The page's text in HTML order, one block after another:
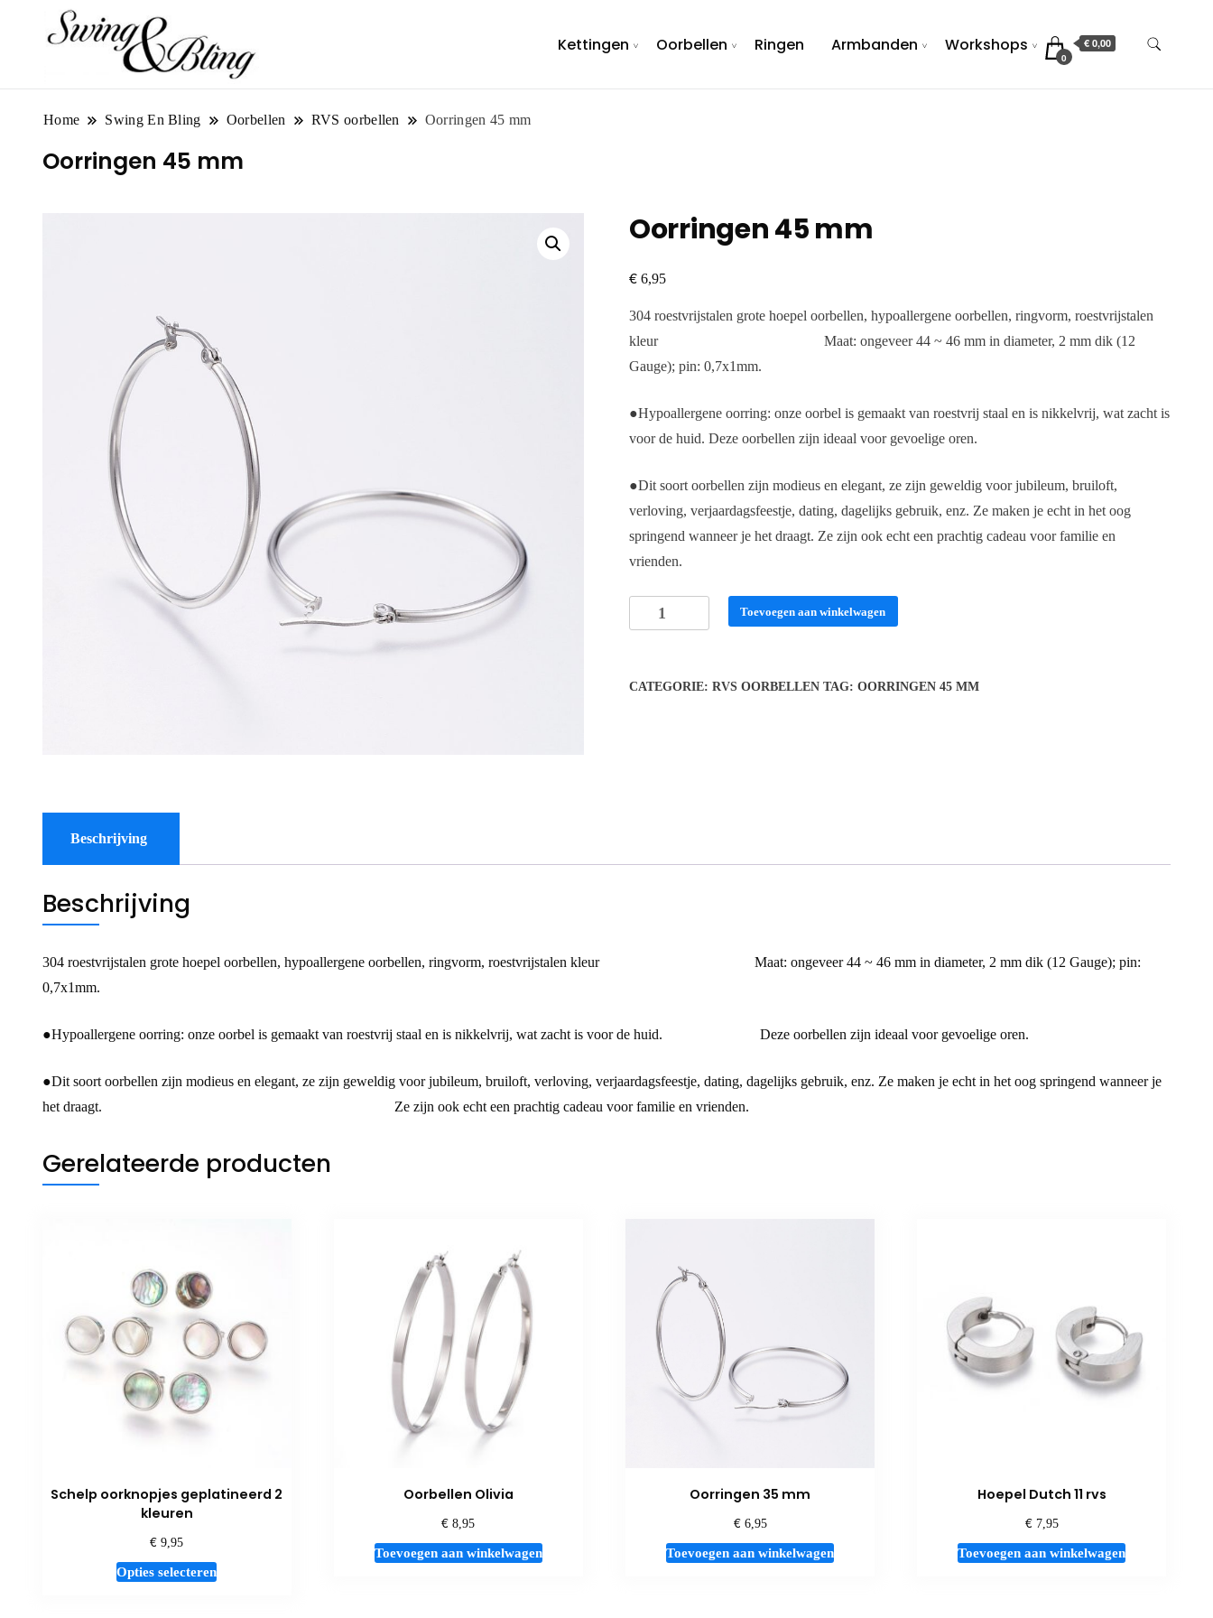
Kettingen Oorbellen Ringen Armbanden Workshops
0
€ 0,00
Home Swing En Bling Oorbellen RVS oorbellen Oorringen 45 mm
Oorringen 45 mm
Oorringen 45 mm
€ 6,95
304 roestvrijstalen grote hoepel oorbellen, hypoallergene oorbellen, ringvorm, roestvrijstalen
kleur Maat: ongeveer 44 ~ 46 mm in diameter, 2 mm dik (12
Gauge); pin: 0,7x1mm.
●Hypoallergene oorring: onze oorbel is gemaakt van roestvrij staal en is nikkelvrij, wat zacht is
voor de huid. Deze oorbellen zijn ideaal voor gevoelige oren.
●Dit soort oorbellen zijn modieus en elegant, ze zijn geweldig voor jubileum, bruiloft,
verloving, verjaardagsfeestje, dating, dagelijks gebruik, enz. Ze maken je echt in het oog
springend wanneer je het draagt. Ze zijn ook echt een prachtig cadeau voor familie en
vrienden.
Oorringen
45
Toevoegen aan winkelwagen
CATEGORIE: RVS OORBELLEN TAG: OORRINGEN 45 MM
Beschrijving
Beschrijving
304 roestvrijstalen grote hoepel oorbellen, hypoallergene oorbellen, ringvorm, roestvrijstalen kleur Maat: ongeveer 44 ~ 46 mm in diameter, 2 mm dik (12 Gauge); pin:
0,7x1mm.
●Hypoallergene oorring: onze oorbel is gemaakt van roestvrij staal en is nikkelvrij, wat zacht is voor de huid. Deze oorbellen zijn ideaal voor gevoelige oren.
●Dit soort oorbellen zijn modieus en elegant, ze zijn geweldig voor jubileum, bruiloft, verloving, verjaardagsfeestje, dating, dagelijks gebruik, enz. Ze maken je echt in het oog springend wanneer je
het draagt. Ze zijn ook echt een prachtig cadeau voor familie en vrienden.
Gerelateerde producten
Schelp oorknopjes geplatineerd 2
kleuren
€ 9,95
Opties selecterenDit
Oorbellen Olivia
€ 8,95
Toevoegen aan winkelwagen
Oorringen 35 mm
€6,95
Toevoegen aan winkelwagen
Hoepel Dutch 11 rvs
€7,95
Toevoegen aan winkelwagen